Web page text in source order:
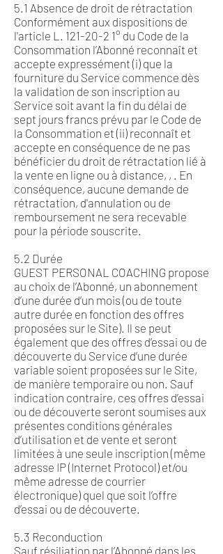
5.1 Absence de droit de rétractation
Conformément aux dispositions de
l'article L. 121-20-2 1° du Code de la
Consommation l’Abonné reconnaît et
accepte expressément (i) que la
fourniture du Service commence dès
la validation de son inscription au
Service soit avant la fin du délai de
sept jours francs prévu par le Code de
la Consommation et (ii) reconnaît et
accepte en conséquence de ne pas
bénéficier du droit de rétractation lié à
la vente en ligne ou à distance, , . En
conséquence, aucune demande de
rétractation, d'annulation ou de
remboursement ne sera recevable
pour la période souscrite.
5.2 Durée
GUEST PERSONAL COACHING propose
au choix de l’Abonné, un abonnement
d’une durée d’un mois (ou de toute
autre durée en fonction des offres
proposées sur le Site). Il se peut
également que des offres d’essai ou de
découverte du Service d’une durée
variable soient proposées sur le Site,
de manière temporaire ou non. Sauf
indication contraire, ces offres d’essai
ou de découverte seront soumises aux
présentes conditions générales
d’utilisation et de vente et seront
limitées à une seule inscription (même
adresse IP (Internet Protocol) et/ou
même adresse de courrier
électronique) quel que soit l’offre
d’essai ou de découverte.
5.3 Reconduction
Sauf résiliation par l’Abonné dans les